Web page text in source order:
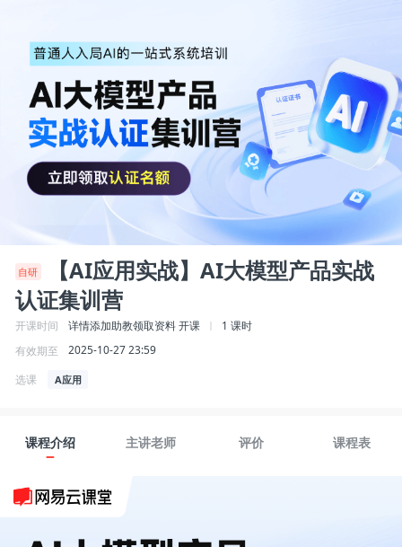
自研
【AI应用实战】AI大模型产品实战
认证集训营
开课时间 详情添加助教领取资料开课
1 课时
有效期至
2025-10-27 23:59
选课
A应用
课程介绍 主讲老师 评价 课程表